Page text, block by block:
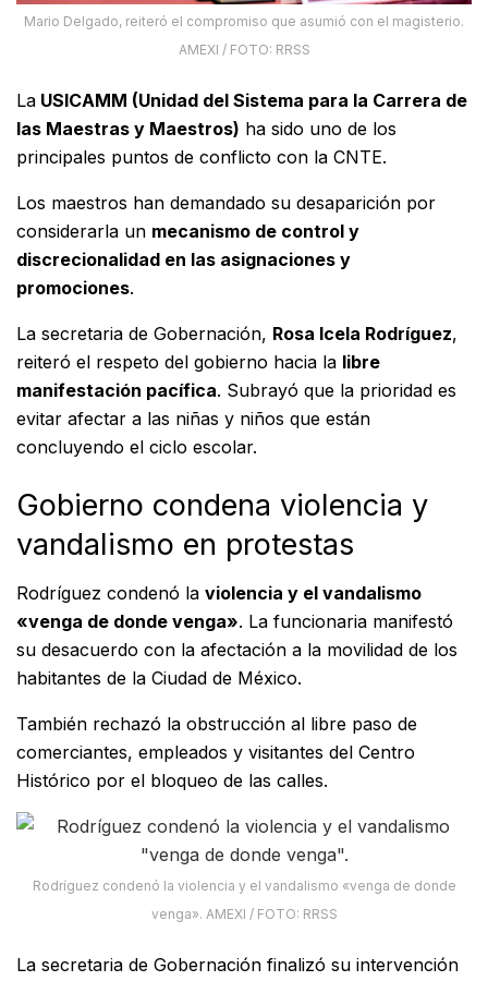
Mario Delgado, reiteró el compromiso que asumió con el magisterio.
AMEXI / FOTO: RRSS
La USICAMM (Unidad del Sistema para la Carrera de
las Maestras y Maestros) ha sido uno de los
principales puntos de conflicto con la CNTE.
Los maestros han demandado su desaparición por
considerarla un mecanismo de control y
discrecionalidad en las asignaciones y
promociones.
La secretaria de Gobernación, Rosa Icela Rodríguez,
reiteró el respeto del gobierno hacia la libre
manifestación pacífica. Subrayó que la prioridad es
evitar afectar a las niñas y niños que están
concluyendo el ciclo escolar.
Gobierno condena violencia y
vandalismo en protestas
Rodríguez condenó la violencia y el vandalismo
«venga de donde venga». La funcionaria manifestó
su desacuerdo con la afectación a la movilidad de los
habitantes de la Ciudad de México.
También rechazó la obstrucción al libre paso de
comerciantes, empleados y visitantes del Centro
Histórico por el bloqueo de las calles.
Rodríguez condenó la violencia y el vandalismo «venga de donde
venga». AMEXI / FOTO: RRSS
La secretaria de Gobernación finalizó su intervención